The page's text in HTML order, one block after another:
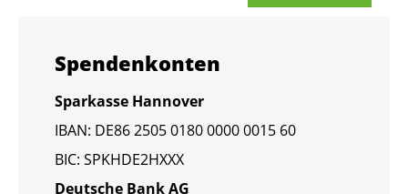
Spen­den­kon­ten
Spar­kas­se Han­no­ver
IBAN: DE86 2505 0180 0000 0015 60
BIC: SPKHDE2HXXX
Deut­sche Bank AG